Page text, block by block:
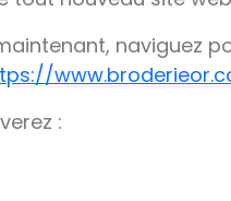
naviguez
: